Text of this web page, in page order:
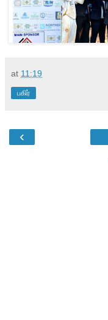
at 11:19
பகிர்
‹